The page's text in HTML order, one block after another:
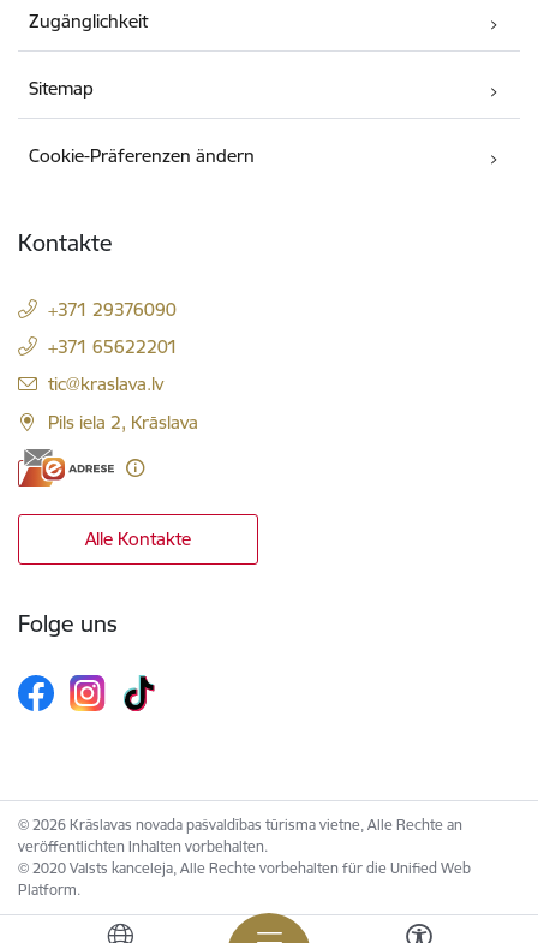
Zugänglichkeit
Sitemap
Cookie-Präferenzen ändern
Kontakte
+371 29376090
+371 65622201
E-Mail:
tic@kraslava.lv
Pils iela 2, Krāslava
Alle Kontakte
Folge uns
© 2026 Krāslavas novada pašvaldības tūrisma vietne, Alle Rechte an
veröffentlichten Inhalten vorbehalten.
© 2020 Valsts kanceleja, Alle Rechte vorbehalten für die Unified Web
Platform.